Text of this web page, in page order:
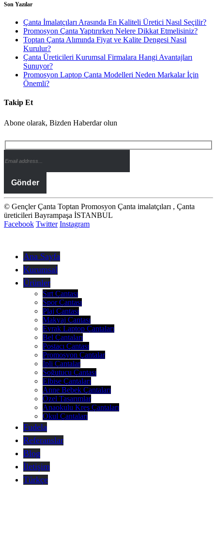
Son Yazılar
Çanta İmalatçıları Arasında En Kaliteli Üretici Nasıl Seçilir?
Promosyon Çanta Yaptırırken Nelere Dikkat Etmelisiniz?
Toptan Çanta Alımında Fiyat ve Kalite Dengesi Nasıl
Kurulur?
Çanta Üreticileri Kurumsal Firmalara Hangi Avantajları
Sunuyor?
Promosyon Laptop Çanta Modelleri Neden Markalar İçin
Önemli?
Takip Et
Abone olarak, Bizden Haberdar olun
© Gençler Çanta Toptan Promosyon Çanta imalatçıları , Çanta
üreticileri Bayrampaşa İSTANBUL
Facebook Twitter Instagram
Ana Sayfa
Kurumsal
Ürünler
Sırt Çantası
Spor Çantası
Plaj Çantası
Makyaj Çantası
Evrak Laptop Çantaları
Bel Çantaları
Postacı Çantası
Promosyon Çantalar
İpli Çantalar
Soğutucu Çantası
Elbise Çantaları
Anne Bebek Çantaları
Özel Tasarımlar
Anaokulu Kreş Çantaları
Okul Çantaları
Fudela
Referanslar
Blog
İletişim
Türkçe